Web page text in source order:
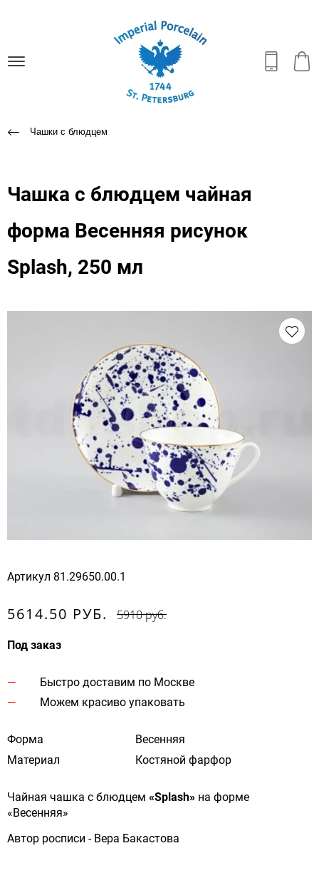
Чашки с блюдцем
Чашка с блюдцем чайная
форма Весенняя рисунок
Splash, 250 мл
Артикул 81.29650.00.1
5614.50 РУБ. 5910 руб.
Под заказ
Быстро доставим по Москве
Можем красиво упаковать
Форма
Весенняя
Материал
Костяной фарфор
Чайная чашка с блюдцем «Splash» на форме
«Весенняя»
Автор росписи - Вера Бакастова